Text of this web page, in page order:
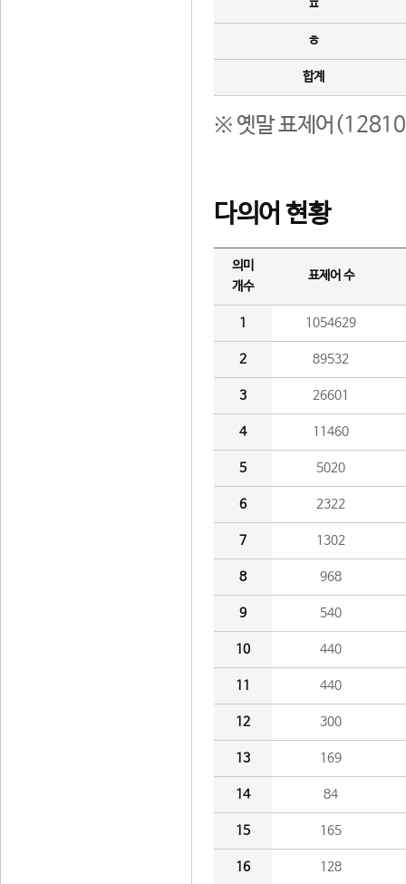
ㅍ
ㅎ
합계
※ 옛말 표제어(12810
다의어 현황
의미
개수
표제어 수
1 1054629
2 89532
3 26601
4 11460
5 5020
6 2322
7 1302
8 968
9 540
10 440
11 440
12 300
13 169
14 84
15 165
16 128